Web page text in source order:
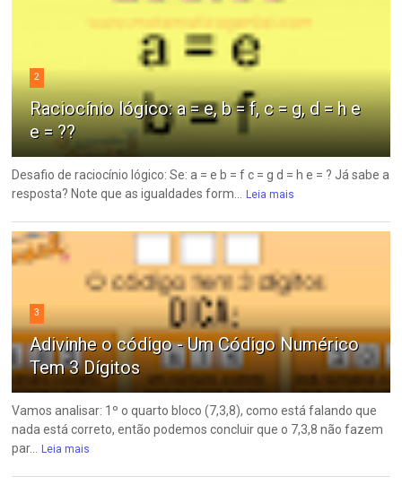
2
Raciocínio lógico: a = e, b = f, c = g, d = h e
e = ??
Desafio de raciocínio lógico: Se: a = e b = f c = g d = h e = ? Já sabe a
resposta? Note que as igualdades form...
Leia mais
3
Adivinhe o código - Um Código Numérico
Tem 3 Dígitos
Vamos analisar: 1º o quarto bloco (7,3,8), como está falando que
nada está correto, então podemos concluir que o 7,3,8 não fazem
par...
Leia mais